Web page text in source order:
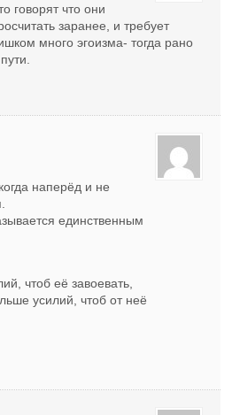
говорят что они
заранее, и требует
много эгоизма- тогда рано
наперёд и не
единственным
чтоб её завоевать,
усилий, чтоб от неё